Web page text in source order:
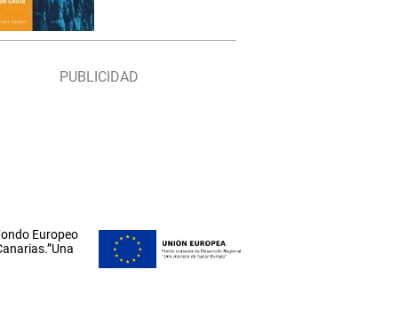
Europeo